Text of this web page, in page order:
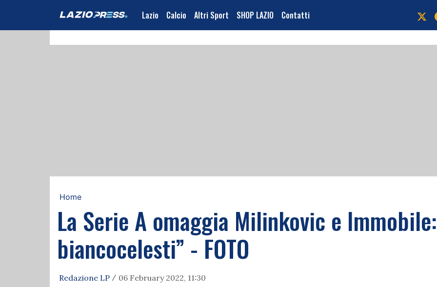
Lazio Calcio Altri Sport SHOP LAZIO Contatti
Home
La Serie A omaggia Milinkovic e
biancocelesti” - FOTO
Redazione LP / 06 February 2022, 11:30